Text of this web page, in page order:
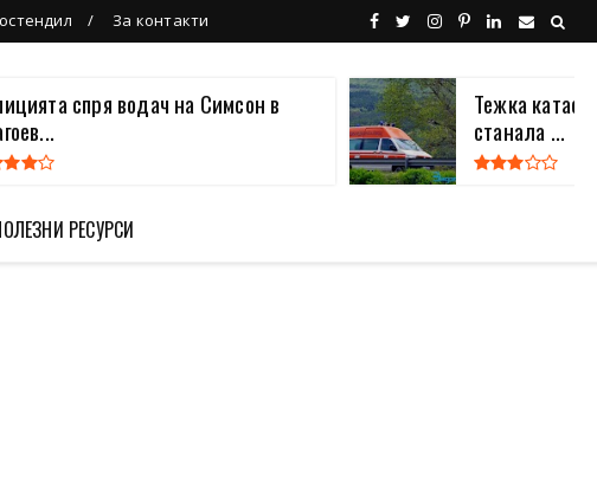
За контакти
спря водач на Симсон в
Тежка
станала ...
РЕСУРСИ